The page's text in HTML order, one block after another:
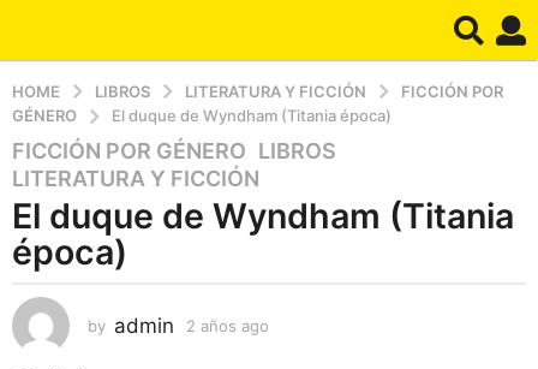
HOME LIBROS LITERATURA Y FICCIÓN
FICCIÓN POR
GÉNERO
El duque de Wyndham (Titania época)
2
a
ñ
o
s
g
o
FICCIÓN POR GÉNERO ,LIBROS
LITERATURA Y FICCIÓN
El duque de Wyndham (Titania
época)
by admin 2 años ago